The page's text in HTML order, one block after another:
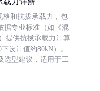
格和抗拔承载力，包
据专业标准（如《混
提供抗拔承载力计算
设计值约80kN）。
选型建议，适用于工